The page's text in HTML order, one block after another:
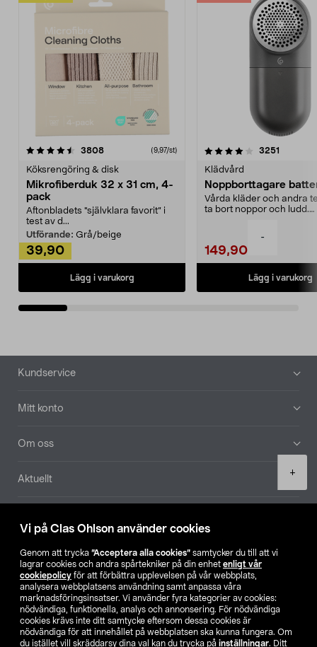
Vi på Clas Ohlson använder cookies
Genom att trycka ”Acceptera alla cookies” samtycker du till att vi
lagrar cookies och andra spårtekniker på din enhet enligt vår
cookiepolicy för att förbättra upplevelsen på vår webbplats,
analysera webbplatsens användning samt anpassa våra
marknadsföringsinsatser. Vi använder fyra kategorier av cookies:
nödvändiga, funktionella, analys och annonsering. För nödvändiga
cookies krävs inte ditt samtycke eftersom dessa cookies är
nödvändiga för att innehållet på webbplatsen ska kunna fungera. Om
du istället vill skräddarsy dina val kan du trycka på inställningar. Ditt
-
+
3808recensioner (9,97/st)
Köksrengöring & disk
Mikrofiberduk 32 x 31 cm, 4-
pack
Aftonbladets "självklara favorit” i
test av d...
Utförande: Grå/beige
39,90
Lägg i varukorg
4.0av 5 stjärnor 3251
Klädvård
Noppborttagare
Vårda kläder och andra
ta bort noppor och ludd.
149,90
Lägg i varukorg
4.5av 5 stjärnor
Sidfot
Kundservice
Mitt konto
Om oss
Aktuellt
Hitta butik
SE NO FI